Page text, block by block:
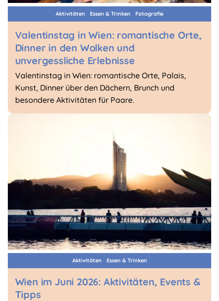
Aktivitäten Essen & Trinken Fotografie
Valentinstag in Wien: romantische Orte,
Dinner in den Wolken und
unvergessliche Erlebnisse
Valentinstag in Wien: romantische Orte, Palais,
Kunst, Dinner über den Dächern, Brunch und
besondere Aktivitäten für Paare.
Aktivitäten Essen & Trinken
Wien im Juni 2026: Aktivitäten, Events &
Tipps